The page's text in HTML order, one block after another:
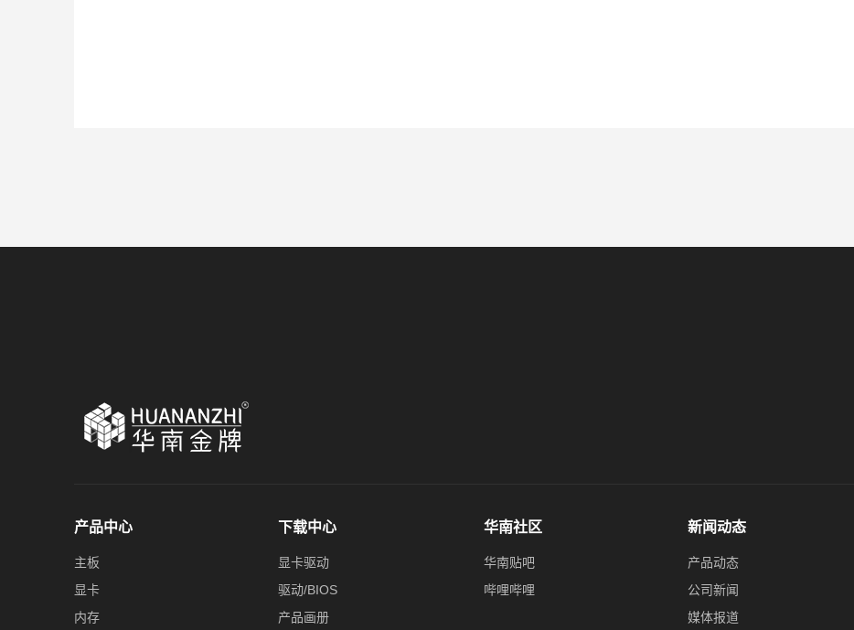
产品中心
主板
显卡
内存
下载中心
显卡驱动
驱动/BIOS
产品画册
华南社区
华南贴吧
哔哩哔哩
新闻动态
产品动态
公司新闻
媒体报道